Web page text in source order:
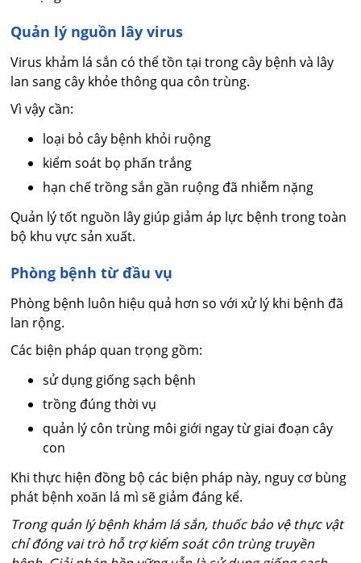
Quản lý nguồn lây virus
Virus khảm lá sắn có thể tồn tại trong cây bệnh và lây
lan sang cây khỏe thông qua côn trùng.
Vì vậy cần:
loại bỏ cây bệnh khỏi ruộng
kiểm soát bọ phấn trắng
hạn chế trồng sắn gần ruộng đã nhiễm nặng
Quản lý tốt nguồn lây giúp giảm áp lực bệnh trong toàn
bộ khu vực sản xuất.
Phòng bệnh từ đầu vụ
Phòng bệnh luôn hiệu quả hơn so với xử lý khi bệnh đã
lan rộng.
Các biện pháp quan trọng gồm:
sử dụng giống sạch bệnh
trồng đúng thời vụ
quản lý côn trùng môi giới ngay từ giai đoạn cây
con
Khi thực hiện đồng bộ các biện pháp này, nguy cơ bùng
phát bệnh xoăn lá mì sẽ giảm đáng kể.
Trong quản lý bệnh khảm lá sắn, thuốc bảo vệ thực vật
chỉ đóng vai trò hỗ trợ kiểm soát côn trùng truyền